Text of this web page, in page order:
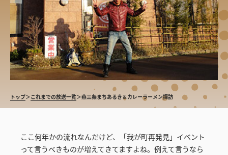
トップ＞これまでの放送一覧＞燕三条まちあるき＆カレーラーメン探訪
ここ何年かの流れなんだけど、「我が町再発見」イベント
って言うべきものが増えてきてますよね。例えて言うなら